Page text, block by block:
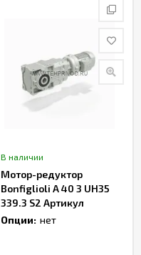
В наличии
Мотор-редуктор
Bonfiglioli A 40 3 UH35
339.3 S2 Артикул
TH233203
Опции: нет